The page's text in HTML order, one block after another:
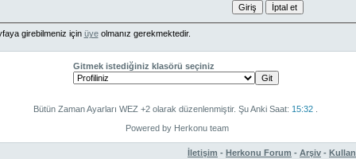
girebilmeniz için üyeolmanız gerekmektedir.
Gitmek istediğiniz klasörü seçiniz
Bütün Zaman Ayarları WEZ +2 olarak düzenlenmiştir. Şu Anki Saat: 15:32
Powered by Herkonu team
İletişim - Herkonu Forum - Arşiv -